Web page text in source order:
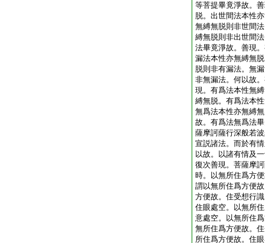
等菩提畢竟淨故。
脱。出世間法本性
無縛無脱則非世間
縛無脱則非出世間
法畢竟淨故。善現
漏法本性亦無縛無
脱則非有漏法。無
非無漏法。何以故
現。有爲法本性無
縛無脱。有爲法本
無爲法本性亦無縛
故。有爲法無爲法
薩摩訶薩行深般若
宣説諸法。而於有
以故。以諸有情及
復次善現。菩薩摩
時。以無所住爲方
謂以無所住爲方便
方便故。住受想行
住眼處空。以無所
意處空。以無所住
無所住爲方便故。
所住爲方便故。住